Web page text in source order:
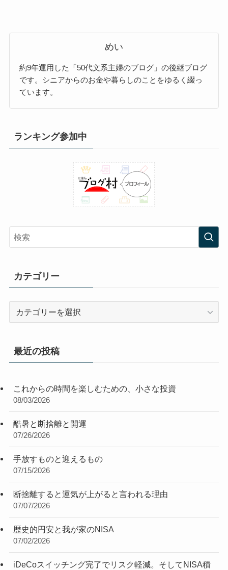
めい
約9年運用した「50代文系主婦のブログ」の後継ブログ
です。シニアからのお金や暮らしのことをゆるく綴っ
ています。
ランキング参加中
カテゴリー
リ
最近の投稿
これからの時間を楽しむための、小さな投資
08/03/2026
酷暑と断捨離と開運
07/26/2026
手放すものと迎えるもの
07/15/2026
断捨離すると運気が上がると言われる理由
07/07/2026
歴史的円安と我が家のNISA
07/02/2026
iDeCoスイッチング完了でリスク軽減。そしてNISA積